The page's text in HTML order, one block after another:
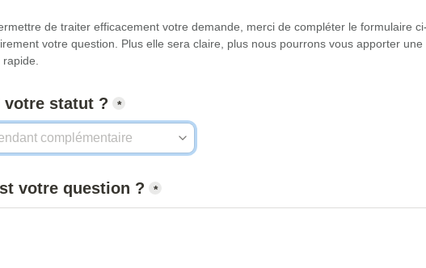
de traiter efficacement votre demande, merci de compléter le formulaire
votre question. Plus elle sera claire, plus nous pourrons vous apporter une
*
votre question ? *